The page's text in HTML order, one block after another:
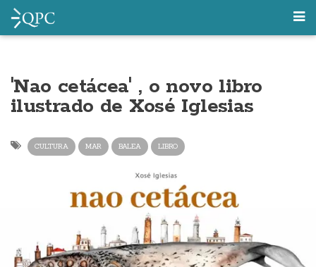
'Nao cetácea' , o novo libro
ilustrado de Xosé Iglesias
CULTURA MAR BALEA LIBRO